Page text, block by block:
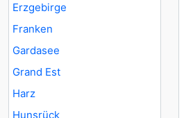
Erzgebirge
Franken
Gardasee
Grand Est
Harz
Hunsrück